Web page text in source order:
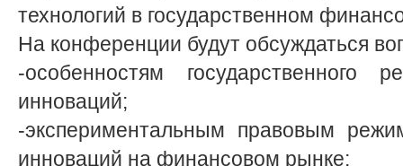
технологий в государственном
На конференции будут обсуждаться
-особенностям государственного
инноваций;
-экспериментальным правовым
инноваций на финансовом рынке;